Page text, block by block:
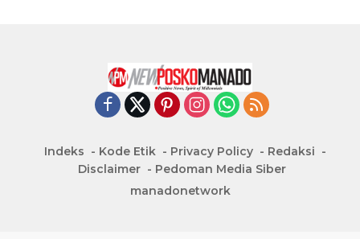
Indeks Kode Etik Privacy Policy
Redaksi
Disclaimer
Pedoman Media Siber
manadonetwork